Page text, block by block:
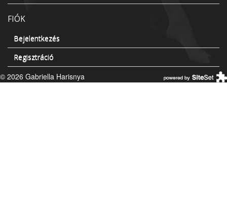
FIÓK
Bejelentkezés
Regisztráció
© 2026 Gabriella Harisnya